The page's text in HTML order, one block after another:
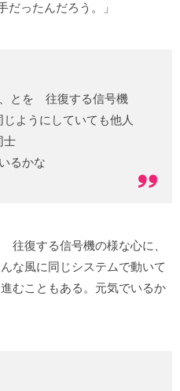
だったんだろう。」
とを 往復する信号機
ようにしていても他人
士
るかな
復する信号機の様な心に、
な風に同じシステムで動いて
むこともある。元気でいるか